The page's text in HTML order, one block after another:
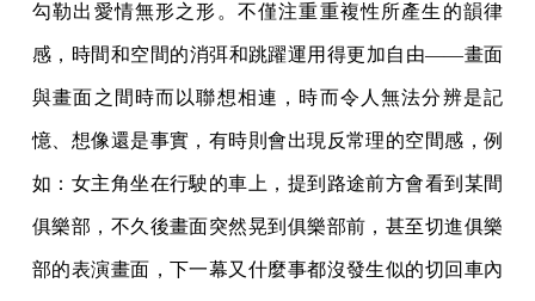
勾勒出愛情無形之形。不僅注重重複性所產生的韻律
感，時間和空間的消弭和跳躍運用得更加自由——畫面
與畫面之間時而以聯想相連，時而令人無法分辨是記
憶、想像還是事實，有時則會出現反常理的空間感，例
如：女主角坐在行駛的車上，提到路途前方會看到某間
俱樂部，不久後畫面突然晃到俱樂部前，甚至切進俱樂
部的表演畫面，下一幕又什麼事都沒發生似的切回車內